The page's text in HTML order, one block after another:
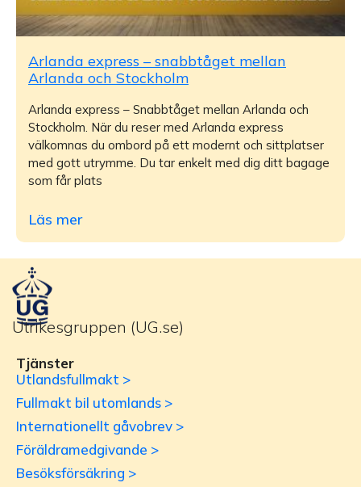
Arlanda express – snabbtåget mellan
Arlanda och Stockholm
Arlanda express – Snabbtåget mellan Arlanda och
Stockholm. När du reser med Arlanda express
välkomnas du ombord på ett modernt och sittplatser
med gott utrymme. Du tar enkelt med dig ditt bagage
som får plats
Läs mer
Utrikesgruppen (UG.se)
Tjänster
Utlandsfullmakt >
Fullmakt bil utomlands >
Internationellt gåvobrev >
Föräldramedgivande >
Besöksförsäkring >